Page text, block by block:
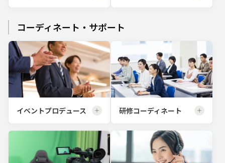
コーディネート・サポート
イベントプロデュース 研修コーディネート